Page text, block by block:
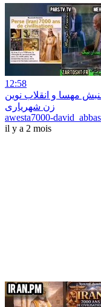
12:58
مهسا و انقلاب نوین
زن شهریاری
awesta7000-
il y a 2 mois